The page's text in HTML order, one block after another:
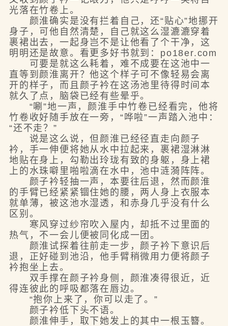
光落在竹卷上。
颜淮确实是没有拦着自己，还“贴心”地挪开
身子，可他自然清楚，自己就这么湿漉漉穿着
裹裙出去，一起身岂不是让他看了个干净，这
明明还是故意。看更多好书就到：po18er.com
可要是就这么耗着，难不成要在这池中一
直等到颜淮离开？他这个样子可不像轻易会离
开的样子，而且颜子衿在这汤池里待得时间本
就久了点，脑袋已经有些晕乎。
“唰”地一声，颜淮手中竹卷已经看完，他将
竹卷收好随手放在一旁，“哗啦”一声踏入池中：
“还不走？”
说是这么说，但颜淮已经径直走向颜子
衿，手一伸便将她从水中拉起来，裹裙湿淋淋
地贴在身上，勾勒出玲珑有致的身躯，身上裙
上的水珠噼里啪啦滴在水中，池中涟漪阵阵。
颜子衿轻抽一声，本要往后退，然而颜淮
的手臂已经紧紧锢住她的腰，两人身上衣服本
就单薄，被这池水湿透，和赤身几乎没有什么
区别。
寒风穿过纱帘吹入屋内，却抵不过里面的
热气，不一会儿便被同化成一团。
颜淮试探着往前走一步，颜子衿下意识后
退，正好碰到池沿，他手臂稍微用力便将颜子
衿抱坐上去。
双手撑在颜子衿身侧，颜淮凑得很近，近
得连彼此的呼吸都落在唇边。
“抱你上来了，你可以走了。”
颜子衿低下头不语。
颜淮伸手，取下她发上的其中一根玉簪。